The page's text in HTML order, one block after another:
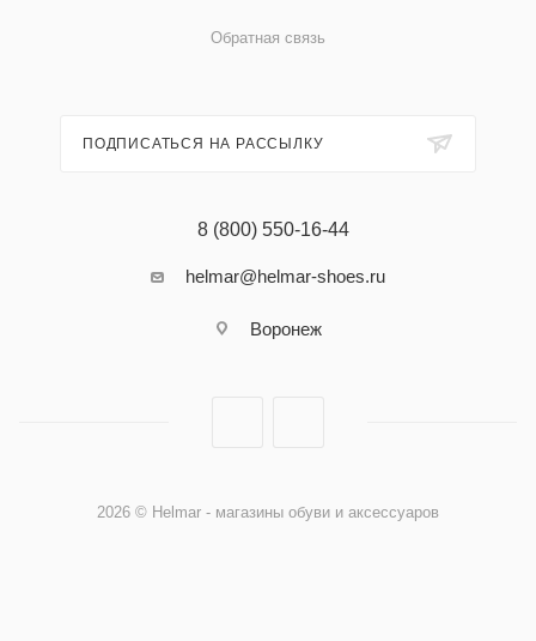
Обратная связь
ПОДПИСАТЬСЯ НА РАССЫЛКУ
8 (800) 550-16-44
helmar@helmar-shoes.ru
Воронеж
2026 © Helmar - магазины обуви и аксессуаров